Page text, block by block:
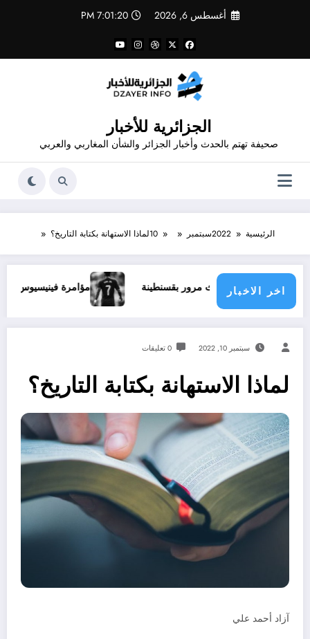
أغسطس 6, 2026 7:01:21 PM
الجزائرية للأخبار
صحيفة تهتم بالحدث وأخبار الجزائر والشأن المغاربي والعربي
الرئيسية 2022سبتمبر 10لماذا الاستهانة بكتابة التاريخ؟
اخر الاخبار مؤامرة فينيسيوس ضد ارسنال
سبتمبر 10, 2022 0 تعليقات
لماذا الاستهانة بكتابة التاريخ؟
آزاد أحمد علي